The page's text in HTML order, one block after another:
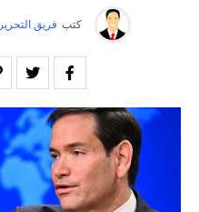
كتب فريق التحرير